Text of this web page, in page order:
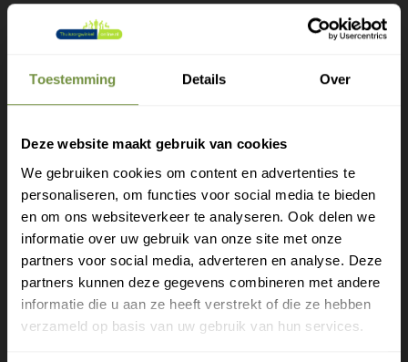
Toestemming Details Over
Deze website maakt gebruik van cookies
We gebruiken cookies om content en advertenties te
personaliseren, om functies voor social media te bieden
en om ons websiteverkeer te analyseren. Ook delen we
informatie over uw gebruik van onze site met onze
partners voor social media, adverteren en analyse. Deze
partners kunnen deze gegevens combineren met andere
informatie die u aan ze heeft verstrekt of die ze hebben
verzameld op basis van uw gebruik van hun services.
In hoogte verstelbaar, meestal in stappen van 1 cm,
Antislip-rubberen dop voor grip op de vloer
Stel de hoogte in op je heupgewricht als je rechtop
staat met je armen langs je lichaam, en vervang de
dop zodra hij glad wordt.
Zo loop je met meer zekerheid, waar je ook heen gaat.
Is je balans sterk verminderd? Dan geeft een looprek of
rollator meer steun.
Gratis verzending?
Laat je e-mail achter.
Meld je aan voor onze nieuwsbrief en
ontvang direct een gratis verzending